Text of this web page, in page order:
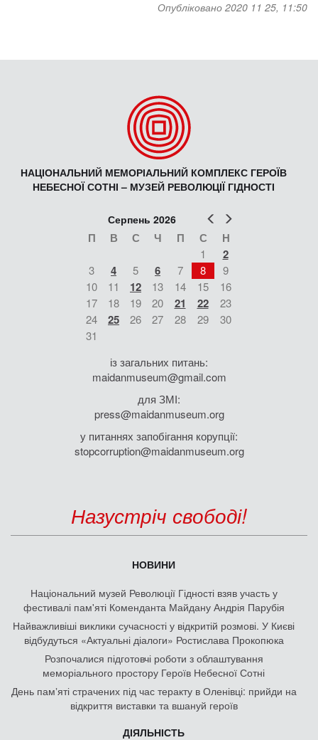
Опубліковано 2020 11 25, 11:50
НАЦІОНАЛЬНИЙ МЕМОРІАЛЬНИЙ КОМПЛЕКС ГЕРОЇВ
НЕБЕСНОЇ СОТНІ – МУЗЕЙ РЕВОЛЮЦІЇ ГІДНОСТІ
Попер
Серпень 2026
П В С Ч П С Н
1 2
3 4 5 6 7 8
9
10
11 12 13 14 15
16
17
18 19 20 21 22
23
24
25 26 27 28 29
30
31
із загальних питань:
maidanmuseum@gmail.com
для ЗМІ:
press@maidanmuseum.org
у питаннях запобігання корупції:
stopcorruption@maidanmuseum.org
Назустріч свободі!
НОВИНИ
Національний музей Революції Гідності взяв участь у
фестивалі пам'яті Коменданта Майдану Андрія Парубія
Найважливіші виклики сучасності у відкритій розмові. У Києві
відбудуться «Актуальні діалоги» Ростислава Прокопюка
Розпочалися підготовчі роботи з облаштування
меморіального простору Героїв Небесної Сотні
День памʼяті страчених під час теракту в Оленівці: прийди на
відкриття виставки та вшануй героїв
ДІЯЛЬНІСТЬ